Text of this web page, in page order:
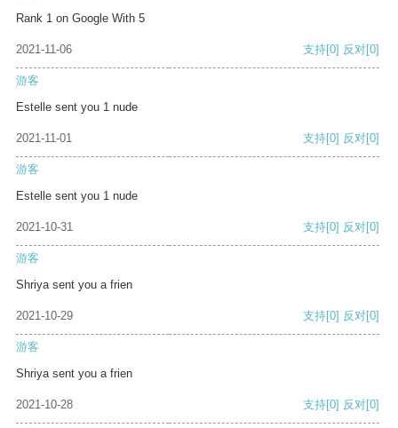
Rank 1 on Google With 5
2021-11-06 支持[0] 反对[0]
游客
Estelle sent you 1 nude
2021-11-01 支持[0] 反对[0]
游客
Estelle sent you 1 nude
2021-10-31 支持[0] 反对[0]
游客
Shriya sent you a frien
2021-10-29 支持[0] 反对[0]
游客
Shriya sent you a frien
2021-10-28 支持[0] 反对[0]